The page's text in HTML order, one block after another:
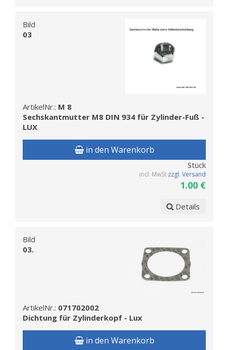
Bild
03
ArtikelNr.: M 8
Sechskantmutter M8 DIN 934 für Zylinder-Fuß -
LUX
in den Warenkorb
Stück
incl. MwSt zzgl. Versand
1.00 €
Details
Bild
03.
ArtikelNr.: 071702002
Dichtung für Zylinderkopf - Lux
in den Warenkorb